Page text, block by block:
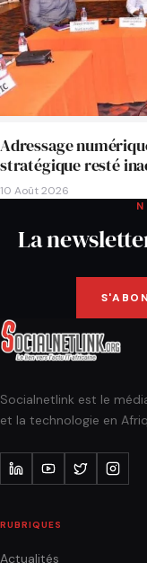
Adressage
stratégique resté
10 Août 2026
La
Socialnetlink est le
et la technologie en
RUBRIQUES
Actualités